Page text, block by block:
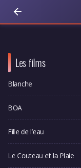
Les films
Blanche
BOA
Fille de l’eau
Le Couteau et la Plaie